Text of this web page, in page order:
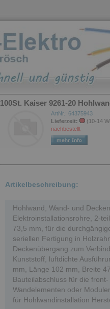
100St. Kaiser 9261-20
ArtNr.: 64375943
Lieferzeit:
(10-14
nachbestellt
Artikelbeschreibung:
Hohlwand, Wand- und
Elektroinstallationsrohre, 2-
73,5 mm, für die
seriellen Fertigung in
Deckenübergang zum
Kunststoff, luftdichte
mm, Länge 102 mm, Breite
Bauteilabschluss für die
Wandelementen oder
für Hohlwandinstallation